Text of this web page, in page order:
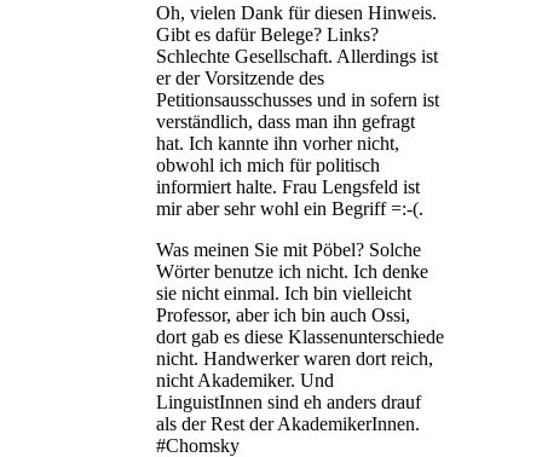
Oh, vielen Dank für diesen Hinweis.
Gibt es dafür Belege? Links?
Schlechte Gesellschaft. Allerdings ist
er der Vorsitzende des
Petitionsausschusses und in sofern ist
verständlich, dass man ihn gefragt
hat. Ich kannte ihn vorher nicht,
obwohl ich mich für politisch
informiert halte. Frau Lengsfeld ist
mir aber sehr wohl ein Begriff =:-(.
Was meinen Sie mit Pöbel? Solche
Wörter benutze ich nicht. Ich denke
sie nicht einmal. Ich bin vielleicht
Professor, aber ich bin auch Ossi,
dort gab es diese Klassenunterschiede
nicht. Handwerker waren dort reich,
nicht Akademiker. Und
LinguistInnen sind eh anders drauf
als der Rest der AkademikerInnen.
#Chomsky